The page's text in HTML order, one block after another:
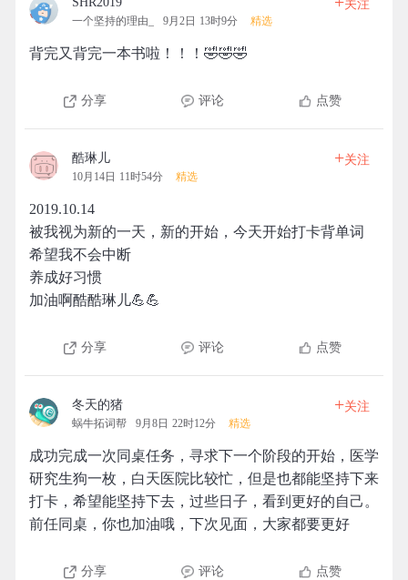
一个坚持的理由_ 9月2日 13时9分 精选
关注
背完又背完一本书啦！！！🤣🤣🤣
分享 评论 点赞
酷琳儿
10月14日 11时54分 精选
+关注
2019.10.14
被我视为新的一天，新的开始，今天开始打卡背单词
希望我不会中断
养成好习惯
加油啊酷酷琳儿💪💪
分享 评论 点赞
冬天的猪
蜗牛拓词帮 9月8日 22时12分 精选
+关注
成功完成一次同桌任务，寻求下一个阶段的开始，医学
研究生狗一枚，白天医院比较忙，但是也都能坚持下来
打卡，希望能坚持下去，过些日子，看到更好的自己。
前任同桌，你也加油哦，下次见面，大家都要更好
分享 评论 点赞